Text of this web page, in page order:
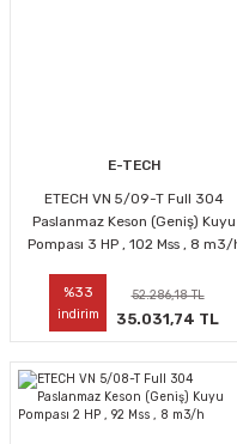
E-TECH
ETECH VN 5/09-T Full 304
Paslanmaz Keson (Geniş) Kuyu
Pompası 3 HP , 102 Mss , 8 m3/
%33
indirim
52.286,18 TL
35.031,74 TL